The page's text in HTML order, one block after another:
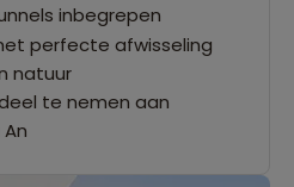
inbegrepen
perfecte afwisseling
natuur
te nemen aan